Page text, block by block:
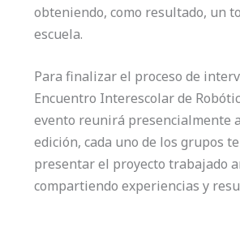
obteniendo, como resultado, un
escuela.
Para finalizar el proceso de
Encuentro Interescolar de
evento reunirá presencialmente
edición, cada uno de los grupos
presentar el proyecto trabajado
compartiendo experiencias y